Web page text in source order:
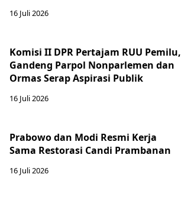
16 Juli 2026
Komisi II DPR Pertajam RUU Pemilu,
Gandeng Parpol Nonparlemen dan
Ormas Serap Aspirasi Publik
16 Juli 2026
Prabowo dan Modi Resmi Kerja
Sama Restorasi Candi Prambanan
16 Juli 2026